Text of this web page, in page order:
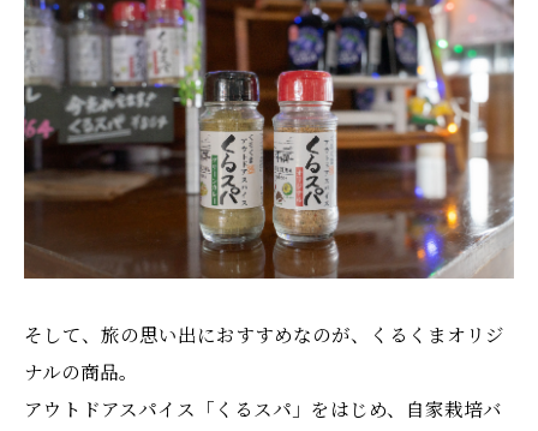
そして、旅の思い出におすすめなのが、くるくまオリジ
ナルの商品。
アウトドアスパイス「くるスパ」をはじめ、自家栽培バ